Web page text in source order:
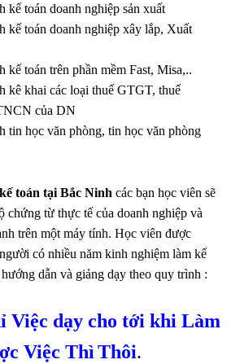
kế toán doanh nghiệp sản xuất
kế toán doanh nghiệp xây lắp, Xuất
kế toán trên phần mềm Fast, Misa,..
kê khai các loại thuế GTGT, thuế
của DN
tin học văn phòng, tin học văn phòng
toán tại Bắc Ninh các bạn học viên sẽ
chứng từ thực tế của doanh nghiệp và
trên một máy tính. Học viên được
có nhiều năm kinh nghiệm làm kế
dẫn và giảng dạy theo quy trình :
Việc dạy cho tới khi Làm
Việc ThìThôi.